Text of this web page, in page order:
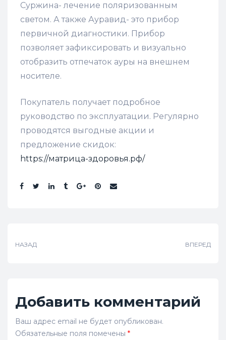
Суржина- лечение поляризованным
светом. А также Ауравид- это прибор
первичной диагностики. Прибор
позволяет зафиксировать и визуально
отобразить отпечаток ауры на внешнем
носителе.
Покупатель получает подробное
руководство по эксплуатации. Регулярно
проводятся выгодные акции и
предложение скидок:
https://матрица-здоровья.рф/
Поделиться:
НАЗАД ВПЕРЕД
Добавить комментарий
Ваш адрес email не будет опубликован.
Обязательные поля помечены *